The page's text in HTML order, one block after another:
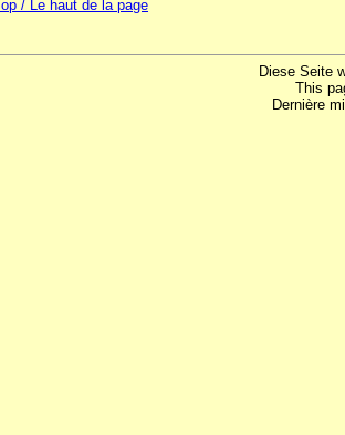
/ Le haut de la page
Diese Seite
This
Dernière